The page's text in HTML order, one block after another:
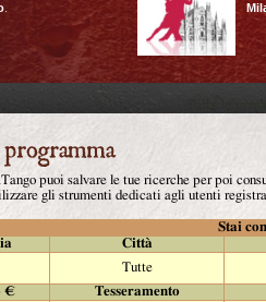
puoi salvare le tue ricerche per poi
gli strumenti dedicati agli utenti
Stai
Città
Tutte
€
Tesseramento